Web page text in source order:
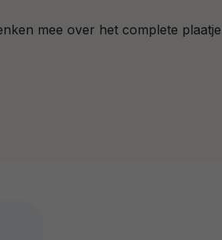
mee over het complete